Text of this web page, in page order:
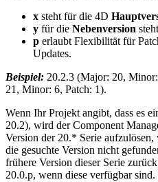
x steht für die 4D
y für die Nebenversion
p erlaubt Flexibilität für
Updates.
Beispiel: 20.2.3 (Major: 20,
21, Minor: 6, Patch: 1).
Wenn Ihr Projekt angibt, dass es
20.2), wird der Component
Version der 20.* Serie
die gesuchte Version nicht
frühere Version dieser Serie
20.0.p, wenn diese verfügbar sind.